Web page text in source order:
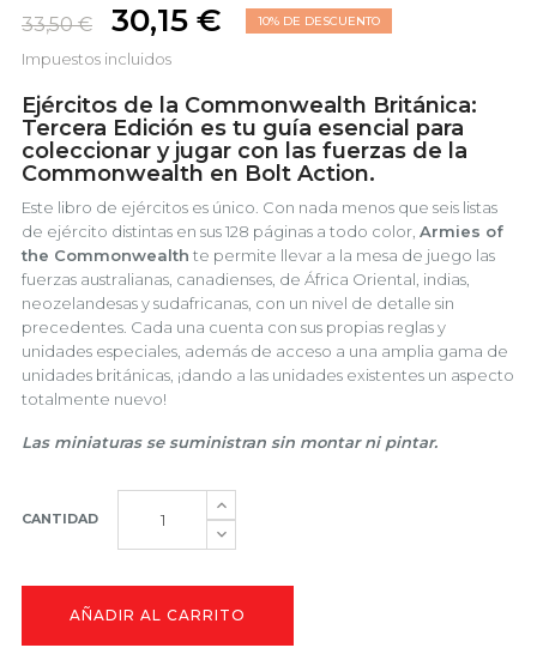
33,50 € 30,15 € 10% DE DESCUENTO
Impuestos incluidos
Ejércitos de la Commonwealth Británica:
Tercera Edición es tu guía esencial para
coleccionar y jugar con las fuerzas de la
Commonwealth en Bolt Action.
Este libro de ejércitos es único. Con nada menos que seis listas
de ejército distintas en sus 128 páginas a todo color, Armies of
the Commonwealth te permite llevar a la mesa de juego las
fuerzas australianas, canadienses, de África Oriental, indias,
neozelandesas y sudafricanas, con un nivel de detalle sin
precedentes. Cada una cuenta con sus propias reglas y
unidades especiales, además de acceso a una amplia gama de
unidades británicas, ¡dando a las unidades existentes un aspecto
totalmente nuevo!
Las miniaturas se suministran sin montar ni pintar.
CANTIDAD
AÑADIR AL CARRITO